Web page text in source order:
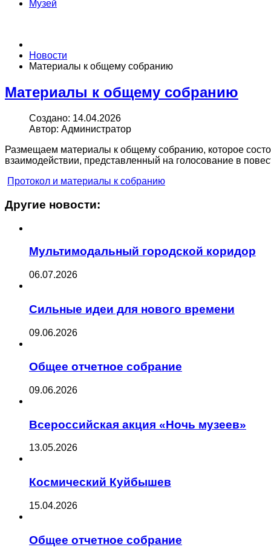
Музей
Новости
Материалы к общему собранию
Материалы к общему собранию
Создано: 14.04.2026
Автор: Администратор
Размещаем материалы к общему собранию, которое
взаимодействии, представленный на голосование в
Протокол и материалы к собранию
Другие новости:
Мультимодальный городской коридор
06.07.2026
Сильные идеи для нового времени
09.06.2026
Общее отчетное собрание
09.06.2026
Всероссийская акция «Ночь музеев»
13.05.2026
Космический Куйбышев
15.04.2026
Общее отчетное собрание